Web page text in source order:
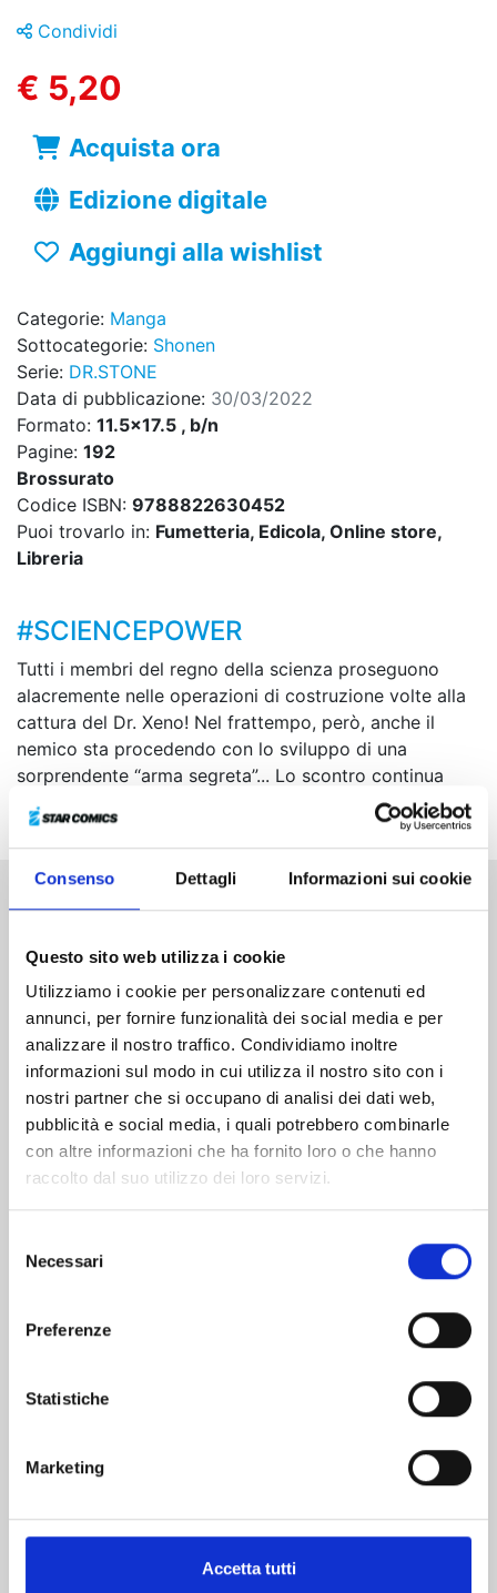
Consenso Dettagli Informazioni sui cookie
Questo sito web utilizza i cookie
Utilizziamo i cookie per personalizzare contenuti ed
annunci, per fornire funzionalità dei social media e per
analizzare il nostro traffico. Condividiamo inoltre
informazioni sul modo in cui utilizza il nostro sito con i
nostri partner che si occupano di analisi dei dati web,
pubblicità e social media, i quali potrebbero combinarle
con altre informazioni che ha fornito loro o che hanno
raccolto dal suo utilizzo dei loro servizi.
delNecessari
Preferenze
Statistiche
Marketing
Accetta tutti
Condividi
€ 5,20
Acquista ora
Edizione digitale
Aggiungi alla wishlist
Categorie: Manga
Sottocategorie: Shonen
Serie: DR.STONE
Data di pubblicazione: 30/03/2022
Formato: 11.5x17.5 , b/n
Pagine: 192
Brossurato
Codice ISBN: 9788822630452
Puoi trovarlo in: Fumetteria, Edicola, Online store,
Libreria
#SCIENCEPOWER
Tutti i membri del regno della scienza proseguono
alacremente nelle operazioni di costruzione volte alla
cattura del Dr. Xeno! Nel frattempo, però, anche il
nemico sta procedendo con lo sviluppo di una
sorprendente “arma segreta”... Lo scontro continua
senza un attimo di respiro!
Mostra tutto